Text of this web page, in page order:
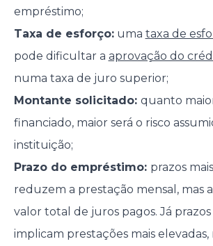
empréstimo;
Taxa de esforço:uma taxa de
pode dificultar a aprovação do
numa taxa de juro superior;
Montante solicitado: quanto
financiado, maior será o risco
instituição;
Prazo do empréstimo: prazos
reduzem a prestação mensal, mas
valor total de juros pagos. Já
implicam prestações mais